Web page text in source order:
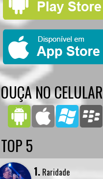
OUÇA NO CELULAR
TOP 5
1.Raridade